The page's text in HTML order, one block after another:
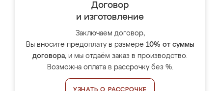
Договор
и изготовление
Заключаем договор,
Вы вносите предоплату в размере 10% от суммы
договора, и мы отдаём заказ в производство.
Возможна оплата в рассрочку без %.